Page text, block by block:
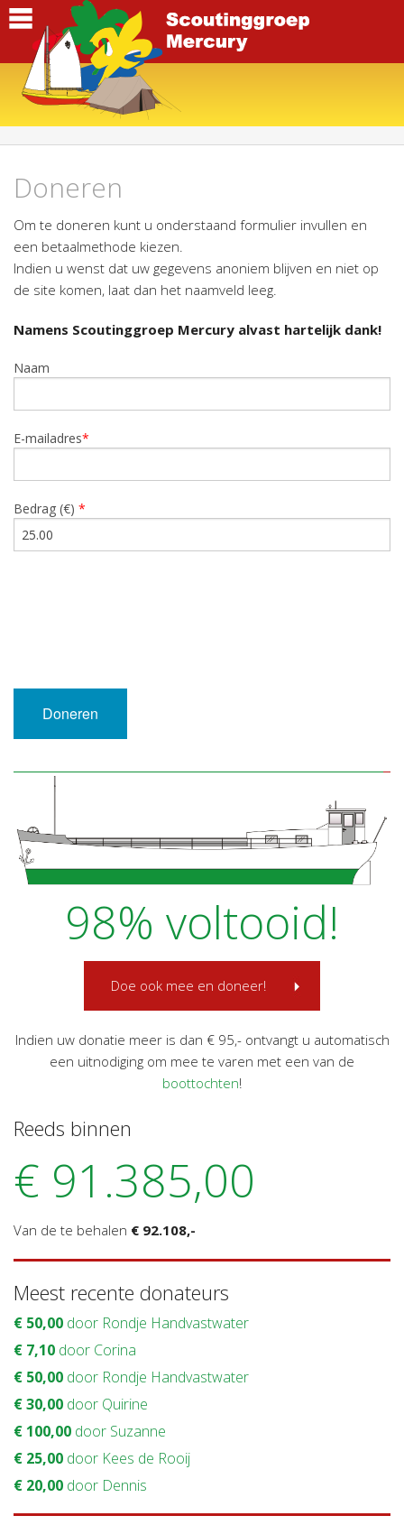
Doneren
Om te doneren kunt u onderstaand formulier invullen en
een betaalmethode kiezen.
Indien u wenst dat uw gegevens anoniem blijven en niet op
de site komen, laat dan het naamveld leeg.
Namens Scoutinggroep Mercury alvast hartelijk dank!
Naam
E-mailadres*
Bedrag (€) *
98% voltooid!
Doe ook mee en doneer!
Indien uw donatie meer is dan € 95,- ontvangt u automatisch
een uitnodiging om mee te varen met een van de
boottochten!
Reeds binnen
€ 91.385,00
Van de te behalen € 92.108,-
Meest recente donateurs
€ 50,00 door Rondje Handvastwater
€ 7,10 door Corina
€ 50,00 door Rondje Handvastwater
€ 30,00 door Quirine
€ 100,00 door Suzanne
€ 25,00 door Kees de Rooij
€ 20,00 door Dennis